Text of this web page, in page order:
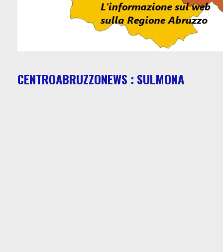
CENTROABRUZZONEWS : SULMONA